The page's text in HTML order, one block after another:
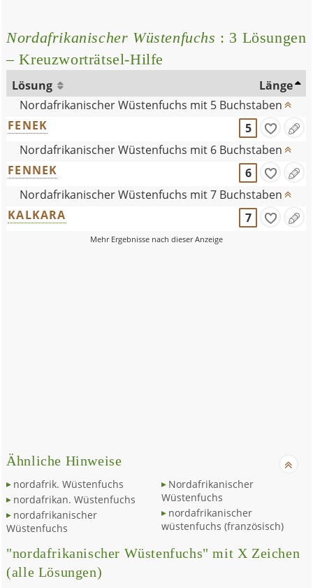
Nordafrikanischer Wüstenfuchs : 3 Lösungen
– Kreuzworträtsel-Hilfe
Lösung
Länge
Nordafrikanischer Wüstenfuchs mit 5 Buchstaben
FENEK
5
Nordafrikanischer Wüstenfuchs mit 6 Buchstaben
FENNEK
6
Nordafrikanischer Wüstenfuchs mit 7 Buchstaben
KALKARA
7
Ähnliche Hinweise
nordafrik. Wüstenfuchs
nordafrikan. Wüstenfuchs
nordafrikanischer
Wüstenfuchs
Nordafrikanischer
Wüstenfuchs
nordafrikanischer
wüstenfuchs (französisch)
"nordafrikanischer Wüstenfuchs" mit X Zeichen
(alle Lösungen)